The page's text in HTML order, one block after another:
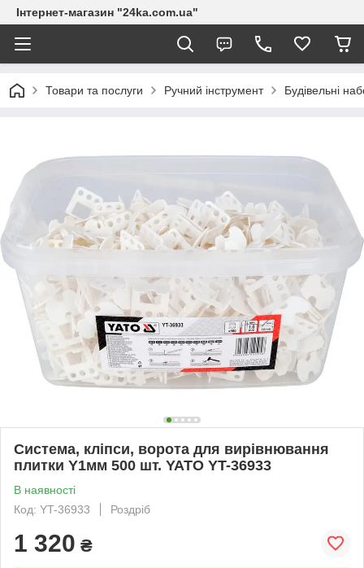
Інтернет-магазин "24ka.com.ua"
Товари та послуги Ручний інструмент Будівельні
Система, кліпси, ворота для вирівнювання
плитки Y1мм 500 шт. YATO YT-36933
В наявності
Код: YT-36933
Роздріб
1 320 ₴